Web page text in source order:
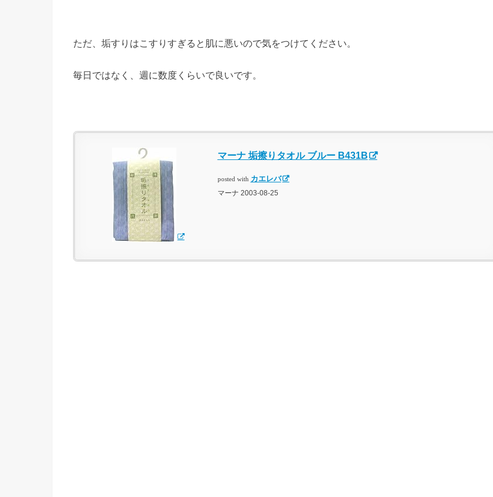
ただ、垢すりはこすりすぎると肌に悪いので気をつけてください。
毎日ではなく、週に数度くらいで良いです。
マーナ 垢擦りタオル ブルー B431B
posted with カエレバ
マーナ 2003-08-25